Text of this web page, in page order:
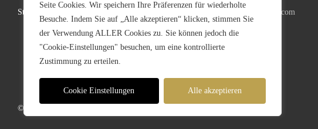
Seite Cookies. Wir speichern Ihre Präferenzen für wiederholte
Besuche. Indem Sie auf „Alle akzeptieren“ klicken, stimmen Sie
der Verwendung ALLER Cookies zu. Sie können jedoch die
"Cookie-Einstellungen" besuchen, um eine kontrollierte
Zustimmung zu erteilen.
Cookie Einstellungen Alle akzeptieren
Stammsitz: Faber-Castell-Str. 11-20, D-90602 Pyrbaum germany@mojorental.com
© 2026 MOJO Rental Germany – Part of the